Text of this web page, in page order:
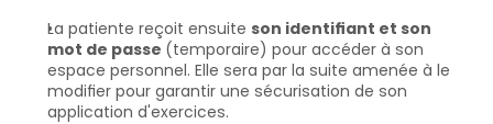
La patiente reçoit ensuite son identifiant et son
mot de passe (temporaire) pour accéder à son
espace personnel. Elle sera par la suite amenée à le
modifier pour garantir une sécurisation de son
application d'exercices.